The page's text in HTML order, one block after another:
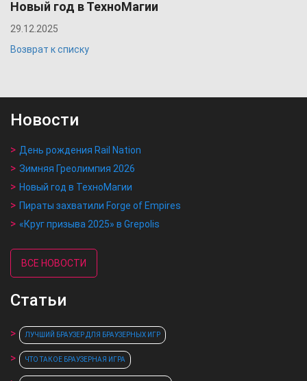
Новый год в ТехноМагии
29.12.2025
Возврат к списку
Новости
День рождения Rail Nation
Зимняя Греолимпия 2026
Новый год в ТехноМагии
Пираты захватили Forge of Empires
«Круг призыва 2025» в Grepolis
ВСЕ НОВОСТИ
Статьи
ЛУЧШИЙ БРАУЗЕР ДЛЯ БРАУЗЕРНЫХ ИГР
ЧТО ТАКОЕ БРАУЗЕРНАЯ ИГРА